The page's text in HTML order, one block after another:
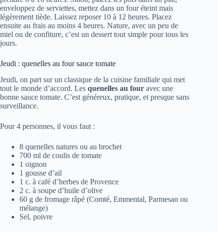
enveloppez de serviettes, mettez dans un four éteint mais
légèrement tiède. Laissez reposer 10 à 12 heures. Placez
ensuite au frais au moins 4 heures. Nature, avec un peu de
miel ou de confiture, c’est un dessert tout simple pour tous les
jours.
Jeudi : quenelles au four sauce tomate
Jeudi, on part sur un classique de la cuisine familiale qui met
tout le monde d’accord. Les quenelles au four avec une
bonne sauce tomate. C’est généreux, pratique, et presque sans
surveillance.
Pour 4 personnes, il vous faut :
8 quenelles natures ou au brochet
700 ml de coulis de tomate
1 oignon
1 gousse d’ail
1 c. à café d’herbes de Provence
2 c. à soupe d’huile d’olive
60 g de fromage râpé (Comté, Emmental, Parmesan ou
mélange)
Sel, poivre